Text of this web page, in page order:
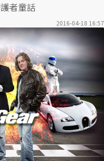
者童話
2016-04-18 16:57